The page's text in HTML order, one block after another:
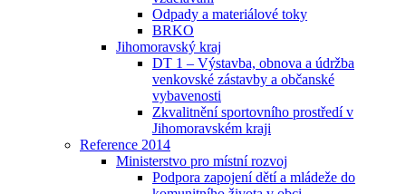
Odpady a materiálové toky
BRKO
Jihomoravský kraj
DT 1 – Výstavba, obnova a údržba
venkovské zástavby a občanské
vybavenosti
Zkvalitnění sportovního prostředí v
Jihomoravském kraji
Reference 2014
Ministerstvo pro místní rozvoj
Podpora zapojení dětí a mládeže do